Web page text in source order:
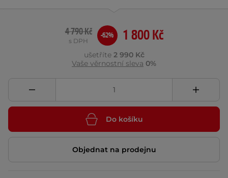
1 800 Kč
4 790 Kč
s DPH
-62%
ušetříte 2 990 Kč
Vaše věrnostní sleva 0%
Do košíku
Objednat na prodejnu